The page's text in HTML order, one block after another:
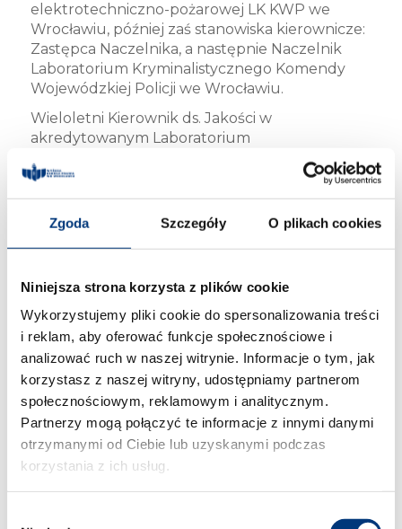
Zgoda Szczegóły O plikach cookies
Niniejsza strona korzysta z plików cookie
Wykorzystujemy pliki cookie do spersonalizowania treści
i reklam, aby oferować funkcje społecznościowe i
analizować ruch w naszej witrynie. Informacje o tym, jak
korzystasz z naszej witryny, udostępniamy partnerom
społecznościowym, reklamowym i analitycznym.
Partnerzy mogą połączyć te informacje z innymi danymi
otrzymanymi od Ciebie lub uzyskanymi podczas
korzystania z ich usług.
elektrotechniczno-pożarowej LK KWP we
Wrocławiu, później zaś stanowiska kierownicze:
Zastępca Naczelnika, a następnie Naczelnik
Laboratorium Kryminalistycznego Komendy
Wojewódzkiej Policji we Wrocławiu.
Wieloletni Kierownik ds. Jakości w
akredytowanym Laboratorium
Kryminalistycznym Komendy Wojewódzkiej
Policji we Wrocławiu. Audytor wewnętrzny i
ekspert techniczny oceniający laboratoria. W
2013 r. powołany na członka Grupy Eksperckiej
techniczny oceniający badania w dziedzinie
nauk sądowych w akredytowanych
laboratoriach badawczych na zgodność z
normą PN-EN ISO/IEC 17025:2018-02.
Biegły sądowy z dziedziny kryminalistyczne
badania daktyloskopijne oraz kryminalistyczne
badania elektrotechniczne i pożarowe przy
Sądzie Okręgowym we Wrocławiu.
Członek Polskiego Towarzystwa Ekspertów
Dochodzeń Popożarowych, Stowarzyszenia